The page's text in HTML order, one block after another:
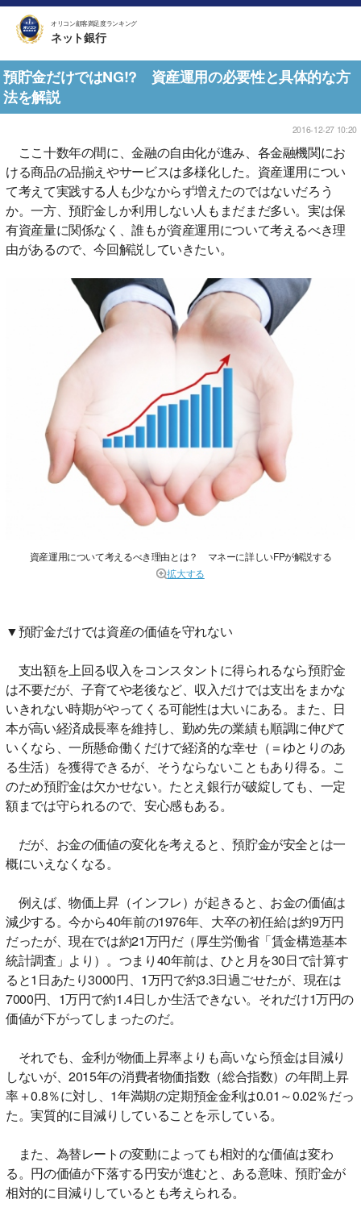
オリコン顧客満足度ランキング
ネット銀行
預貯金だけではNG!? 資産運用の必要性と具体的な方
法を解説
2016-12-27 10:20
ここ十数年の間に、金融の自由化が進み、各金融機関にお
ける商品の品揃えやサービスは多様化した。資産運用につい
て考えて実践する人も少なからず増えたのではないだろう
か。一方、預貯金しか利用しない人もまだまだ多い。実は保
有資産量に関係なく、誰もが資産運用について考えるべき理
由があるので、今回解説していきたい。
資産運用について考えるべき理由とは？ マネーに詳しいFPが解説する
拡大する
▼預貯金だけでは資産の価値を守れない
支出額を上回る収入をコンスタントに得られるなら預貯金
は不要だが、子育てや老後など、収入だけでは支出をまかな
いきれない時期がやってくる可能性は大いにある。また、日
本が高い経済成長率を維持し、勤め先の業績も順調に伸びて
いくなら、一所懸命働くだけで経済的な幸せ（＝ゆとりのあ
る生活）を獲得できるが、そうならないこともあり得る。こ
のため預貯金は欠かせない。たとえ銀行が破綻しても、一定
額までは守られるので、安心感もある。
だが、お金の価値の変化を考えると、預貯金が安全とは一
概にいえなくなる。
例えば、物価上昇（インフレ）が起きると、お金の価値は
減少する。今から40年前の1976年、大卒の初任給は約9万円
だったが、現在では約21万円だ（厚生労働省「賃金構造基本
統計調査」より）。つまり40年前は、ひと月を30日で計算す
ると1日あたり3000円、1万円で約3.3日過ごせたが、現在は
7000円、1万円で約1.4日しか生活できない。それだけ1万円の
価値が下がってしまったのだ。
それでも、金利が物価上昇率よりも高いなら預金は目減り
しないが、2015年の消費者物価指数（総合指数）の年間上昇
率＋0.8％に対し、1年満期の定期預金金利は0.01～0.02％だっ
た。実質的に目減りしていることを示している。
また、為替レートの変動によっても相対的な価値は変わ
る。円の価値が下落する円安が進むと、ある意味、預貯金が
相対的に目減りしているとも考えられる。